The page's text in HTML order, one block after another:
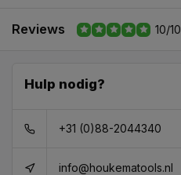
Reviews 10/10
Hulp nodig?
+31 (0)88-2044340
info@houkematools.nl